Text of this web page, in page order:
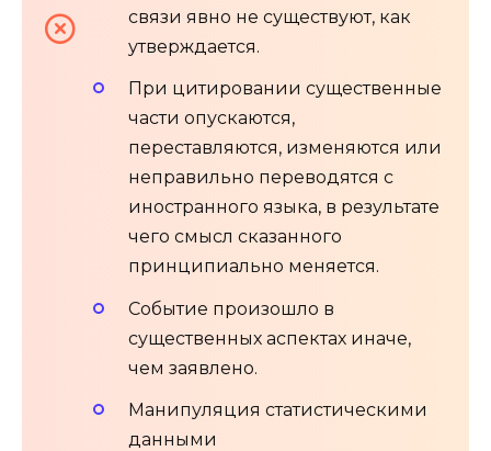
связи явно не существуют, как
утверждается.
При цитировании существенные
части опускаются,
переставляются, изменяются или
неправильно переводятся с
иностранного языка, в результате
чего смысл сказанного
принципиально меняется.
Событие произошло в
существенных аспектах иначе,
чем заявлено.
Манипуляция статистическими
данными